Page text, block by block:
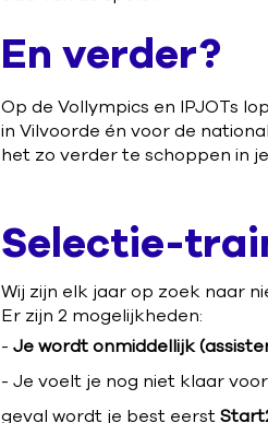
En verder?
Op de Vollympics en IPJOTs
in Vilvoorde én voor de
het zo verder te schoppen in
Selectie-
Wij zijn elk jaar op zoek naar
Er zijn 2 mogelijkheden:
- Je wordt onmiddellijk
- Je voelt je nog niet klaar
geval wordt je best eerst